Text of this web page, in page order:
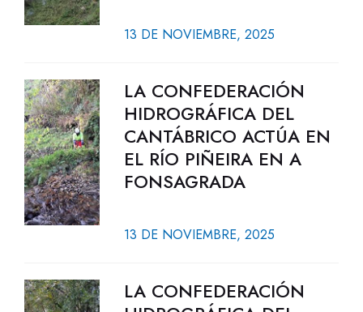
13 DE NOVIEMBRE, 2025
LA CONFEDERACIÓN
HIDROGRÁFICA DEL
CANTÁBRICO ACTÚA EN
EL RÍO PIÑEIRA EN A
FONSAGRADA
13 DE NOVIEMBRE, 2025
LA CONFEDERACIÓN